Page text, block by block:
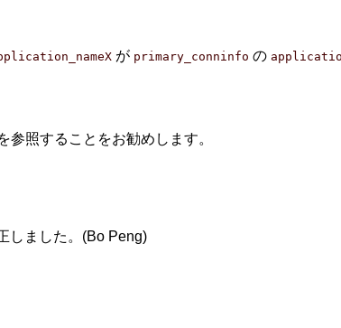
が primary_conninfo の
照することをお勧めします。
しました。(Bo Peng)